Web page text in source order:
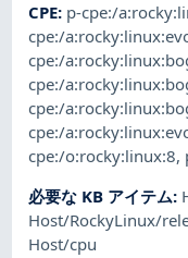
CPE: p-cpe:/
cpe:/
cpe:/
cpe:/
cpe:/
cpe:/
cpe:/o:rocky:linux:8,
必要な KB アイテム:
Host/RockyLinux/
Host/cpu